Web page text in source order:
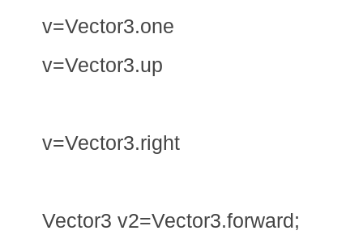
v=Vector3.one
v=Vector3.up
v=Vector3.right
Vector3 v2=Vector3.forward;